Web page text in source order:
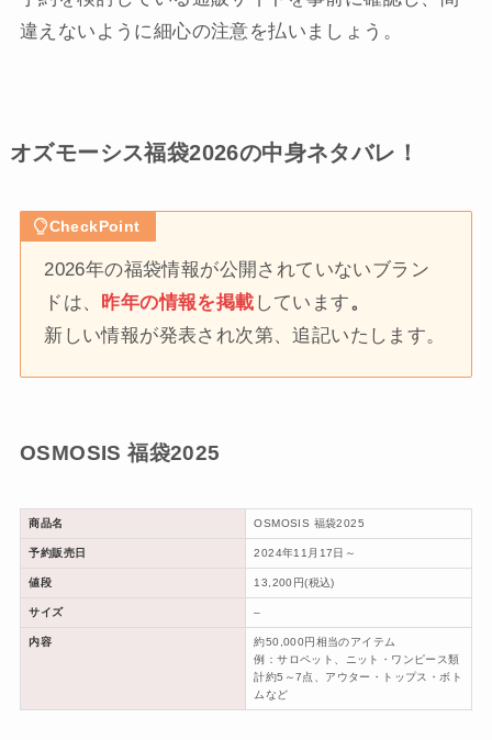
違えないように細心の注意を払いましょう。
オズモーシス福袋2026の中身ネタバレ！
CheckPoint
2026年の福袋情報が公開されていないブラン
ドは、 昨年の情報を掲載 しています。
新しい情報が発表され次第、追記いたします。
OSMOSIS 福袋2025
商品名 OSMOSIS 福袋2025
予約販売日 2024年11月17日～
値段 13,200円(税込)
サイズ –
内容
約50,000円相当のアイテム
例：サロペット、ニット・ワンピース類
計約5～7点、アウター・トップス・ボト
ムなど